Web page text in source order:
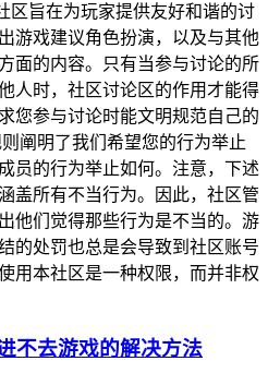
区旨在为玩家提供友好和谐的讨
游戏建议角色扮演，以及与其他
面的内容。只有当参与讨论的所
人时，社区讨论区的作用才能得
您参与讨论时能文明规范自己的
阐明了我们希望您的行为举止
员的行为举止如何。注意，下述
盖所有不当行为。因此，社区管
他们觉得那些行为是不当的。游
的处罚也总是会导致到社区账号
用本社区是一种权限，而并非权
不去游戏的解决方法